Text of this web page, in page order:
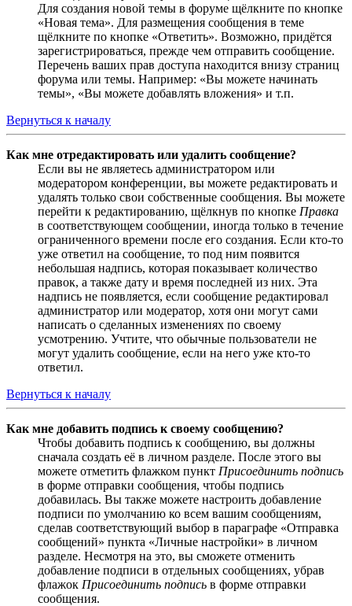
Для создания новой темы в форуме щёлкните по кнопке
«Новая тема». Для размещения сообщения в теме
щёлкните по кнопке «Ответить». Возможно, придётся
зарегистрироваться, прежде чем отправить сообщение.
Перечень ваших прав доступа находится внизу страниц
форума или темы. Например: «Вы можете начинать
темы», «Вы можете добавлять вложения» и т.п.
Вернуться к началу
Как мне отредактировать или удалить сообщение?
Если вы не являетесь администратором или
модератором конференции, вы можете редактировать и
удалять только свои собственные сообщения. Вы можете
перейти к редактированию, щёлкнув по кнопке Правка
в соответствующем сообщении, иногда только в течение
ограниченного времени после его создания. Если кто-то
уже ответил на сообщение, то под ним появится
небольшая надпись, которая показывает количество
правок, а также дату и время последней из них. Эта
надпись не появляется, если сообщение редактировал
администратор или модератор, хотя они могут сами
написать о сделанных изменениях по своему
усмотрению. Учтите, что обычные пользователи не
могут удалить сообщение, если на него уже кто-то
ответил.
Вернуться к началу
Как мне добавить подпись к своему сообщению?
Чтобы добавить подпись к сообщению, вы должны
сначала создать её в личном разделе. После этого вы
можете отметить флажком пункт Присоединить подпись
в форме отправки сообщения, чтобы подпись
добавилась. Вы также можете настроить добавление
подписи по умолчанию ко всем вашим сообщениям,
сделав соответствующий выбор в параграфе «Отправка
сообщений» пункта «Личные настройки» в личном
разделе. Несмотря на это, вы сможете отменить
добавление подписи в отдельных сообщениях, убрав
флажок Присоединить подпись в форме отправки
сообщения.